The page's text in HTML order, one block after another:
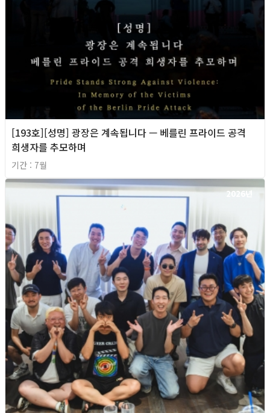
[193호][성명] 광장은 계속됩니다 — 베를린 프라이드 공격
희생자를 추모하며
기간 : 7월
2026년